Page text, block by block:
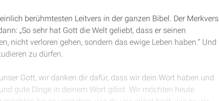
berühmtesten Leitvers in der ganzen Bibel. Der Merkvers
„So sehr hat Gott die Welt geliebt, dass er seinen
nicht verloren gehen, sondern das ewige Leben haben.“ Und
zu dürfen.
Gott, wir danken dir dafür, dass wir dein Wort haben und
gute Dinge in deinem Wort gibst. Wir möchten heute